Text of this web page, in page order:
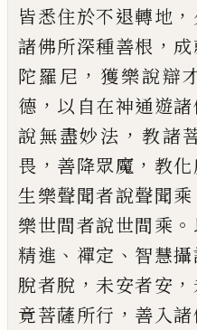
皆悉住於不退轉地 ，
諸佛所深種善根 ，
陀羅尼 ， 獲樂說辯
德 ， 以自在神通遊
說無盡妙法 ， 教諸
畏 ， 善降眾魔 ， 教
生樂聲聞者說聲聞乘
樂世間者說世間乘 。
精進 、 禪定 、 智慧攝
脫者脫 ， 未安者安 ，
竟菩薩所行 ， 善入諸